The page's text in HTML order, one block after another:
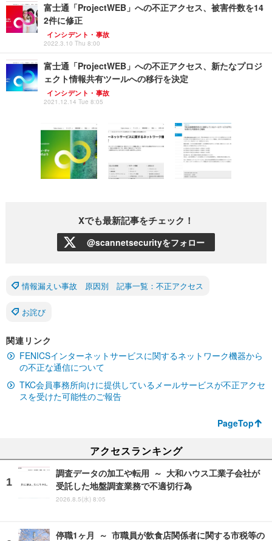
富士通「ProjectWEB」への不正アクセス、被害件数を14
2件に修正
インシデント・事故
2022.3.10 Thu 8:00
富士通「ProjectWEB」への不正アクセス、新たなプロジ
ェクト情報共有ツールへの移行を決定
インシデント・事故
2021.12.14 Tue 8:05
Xでも最新記事をチェック！
@scannetsecurityをフォロー
情報漏えい事故 原因別 記事一覧：不正アクセス
お詫び
関連リンク
FENICSインターネットサービスに関するネットワーク機器から
の不正な通信について
TKC会員事務所向けに提供しているメールサービスが不正アクセ
スを受けた可能性のご報告
PageTop
アクセスランキング
調査データの加工や転用 ～ 大和ハウス工業子会社が
受託した地盤調査業務で不適切行為
2026.8.5(水) 8:05
停職1ヶ月 ～ 市職員が飲食店関係者に関する市税等の